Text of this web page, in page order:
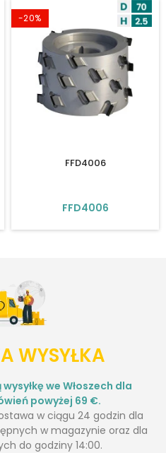
-20%
FFD4006
FFD4006
WYSYŁKA
we Włoszech dla
powyżej 69 €.
w ciągu 24 godzin dla
w magazynie oraz dla
do godziny 14:00.